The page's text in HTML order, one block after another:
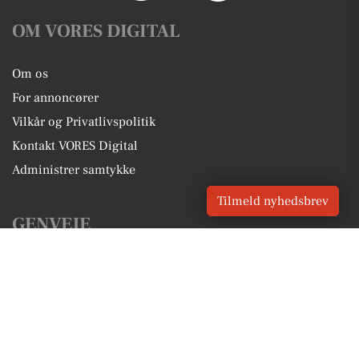
OM VORES DIGITAL
Om os
For annoncører
Vilkår og Privatlivspolitik
Kontakt VORES Digital
Administrer samtykke
GENVEJE
Tilmeld nyhedsbrev